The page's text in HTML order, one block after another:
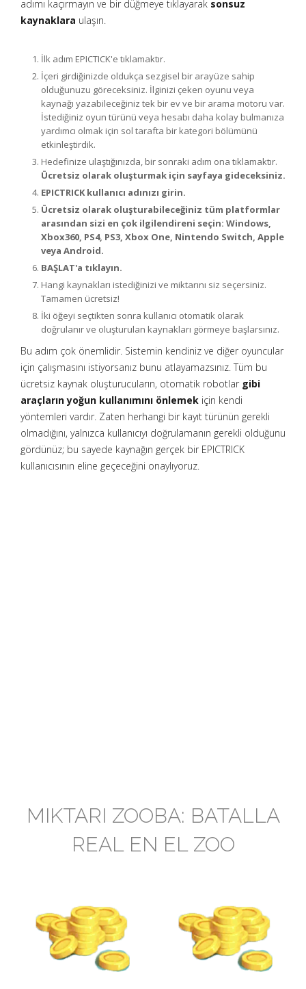
adımı kaçırmayın ve bir düğmeye tıklayarak sonsuz
kaynaklara ulaşın.
İlk adım EPICTICK'e tıklamaktır.
İçeri girdiğinizde oldukça sezgisel bir arayüze sahip
olduğunuzu göreceksiniz. İlginizi çeken oyunu veya
kaynağı yazabileceğiniz tek bir ev ve bir arama motoru var.
İstediğiniz oyun türünü veya hesabı daha kolay bulmanıza
yardımcı olmak için sol tarafta bir kategori bölümünü
etkinleştirdik.
Hedefinize ulaştığınızda, bir sonraki adım ona tıklamaktır.
Ücretsiz olarak oluşturmak için sayfaya gideceksiniz.
EPICTRICK kullanıcı adınızı girin.
Ücretsiz olarak oluşturabileceğiniz tüm platformlar
arasından sizi en çok ilgilendireni seçin: Windows,
Xbox360, PS4, PS3, Xbox One, Nintendo Switch, Apple
veya Android.
BAŞLAT'a tıklayın.
Hangi kaynakları istediğinizi ve miktarını siz seçersiniz.
Tamamen ücretsiz!
İki öğeyi seçtikten sonra kullanıcı otomatik olarak
doğrulanır ve oluşturulan kaynakları görmeye başlarsınız.
Bu adım çok önemlidir. Sistemin kendiniz ve diğer oyuncular
için çalışmasını istiyorsanız bunu atlayamazsınız. Tüm bu
ücretsiz kaynak oluşturucuların, otomatik robotlar gibi
araçların yoğun kullanımını önlemek için kendi
yöntemleri vardır. Zaten herhangi bir kayıt türünün gerekli
olmadığını, yalnızca kullanıcıyı doğrulamanın gerekli olduğunu
gördünüz; bu sayede kaynağın gerçek bir EPICTRICK
kullanıcısının eline geçeceğini onaylıyoruz.
MIKTARI ZOOBA: BATALLA
REAL EN EL ZOO